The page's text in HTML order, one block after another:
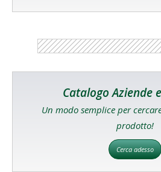
Catalogo Aziende
Un modo semplice per
prodotto!
Cerca adesso